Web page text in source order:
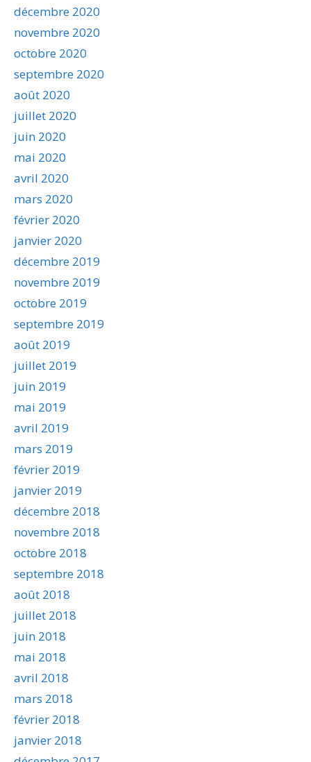
décembre 2020
novembre 2020
octobre 2020
septembre 2020
août 2020
juillet 2020
juin 2020
mai 2020
avril 2020
mars 2020
février 2020
janvier 2020
décembre 2019
novembre 2019
octobre 2019
septembre 2019
août 2019
juillet 2019
juin 2019
mai 2019
avril 2019
mars 2019
février 2019
janvier 2019
décembre 2018
novembre 2018
octobre 2018
septembre 2018
août 2018
juillet 2018
juin 2018
mai 2018
avril 2018
mars 2018
février 2018
janvier 2018